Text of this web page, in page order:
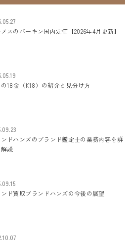
スのバーキン国内定価【2026年4月更新】
18金（K18）の紹介と見分け方
ンドハンズのブランド鑑定士の業務内容を詳
説
ンド買取ブランドハンズの今後の展望